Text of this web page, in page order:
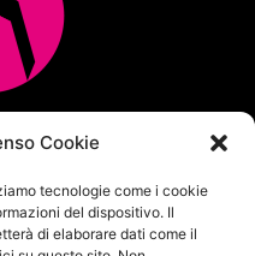
Cookie
tecnologie come i cookie
del dispositivo. Il
di elaborare dati come il
Ufficio srl
0532 771065